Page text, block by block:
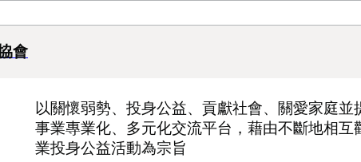
會
以關懷弱勢、投身公益、貢獻社會、關愛家庭
事業專業化、多元化交流平台，藉由不斷地相
業投身公益活動為宗旨